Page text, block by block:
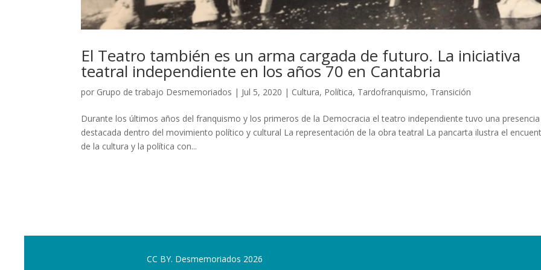
El Teatro también es un arma cargada de futuro. La iniciativa
teatral independiente en los años 70 en Cantabria
por Grupo de trabajo Desmemoriados | Jul 5, 2020 | Cultura, Política, Tardofranquismo, Transición
Durante los últimos años del franquismo y los primeros de la Democracia el teatro independiente tuvo una presencia
destacada dentro del movimiento político y cultural La representación de la obra teatral La pancarta ilustra el
de la cultura y la política con...
CC BY. Desmemoriados 2026